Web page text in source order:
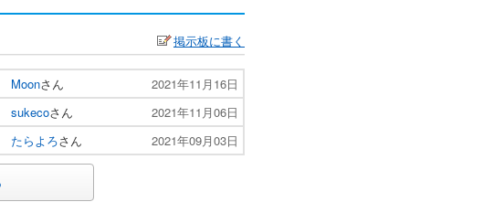
掲示板に書く
Moonさん
2021年11月16日
sukecoさん
2021年11月06日
たらよろさん 2021年09月03日